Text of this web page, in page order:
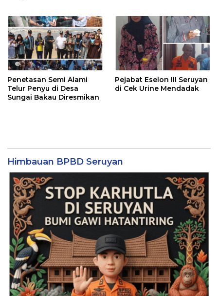
Penetasan Semi Alami
Telur Penyu di Desa
Sungai Bakau Diresmikan
Pejabat Eselon III Seruyan
di Cek Urine Mendadak
Himbauan BPBD Seruyan